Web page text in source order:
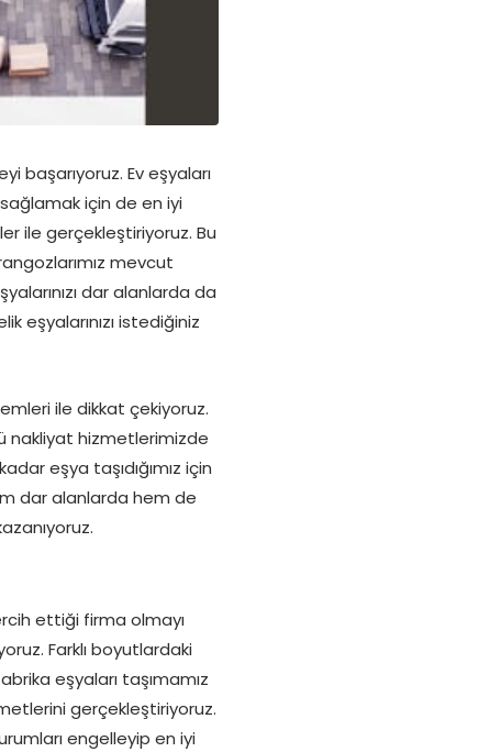
başarıyoruz. Ev eşyaları
sağlamak için de en iyi
ile gerçekleştiriyoruz. Bu
mevcut
dar alanlarda da
eşyalarınızı istediğiniz
ile dikkat çekiyoruz.
nakliyat hizmetlerimizde
eşya taşıdığımız için
dar alanlarda hem de
ettiği firma olmayı
Farklı boyutlardaki
eşyaları taşımamız
gerçekleştiriyoruz.
engelleyip en iyi